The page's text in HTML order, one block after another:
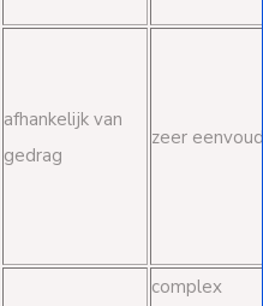
afhankelijk van
gedrag
zeer
complex